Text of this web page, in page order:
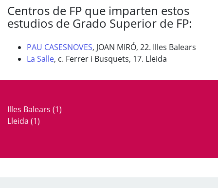
Centros de FP que imparten estos
estudios de Grado Superior de FP:
PAU CASESNOVES, JOAN MIRÓ, 22. Illes Balears
La Salle, c. Ferrer i Busquets, 17. Lleida
Illes Balears (1)
Lleida (1)